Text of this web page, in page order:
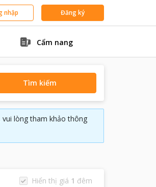
nhập Đăng ký
Cẩm nang
Tìm kiếm
vui lòng tham khảo thông
Hiển thị giá 1 đêm